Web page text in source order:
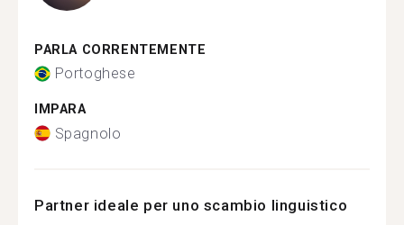
PARLA CORRENTEMENTE
Portoghese
IMPARA
Spagnolo
Partner ideale per uno scambio linguistico